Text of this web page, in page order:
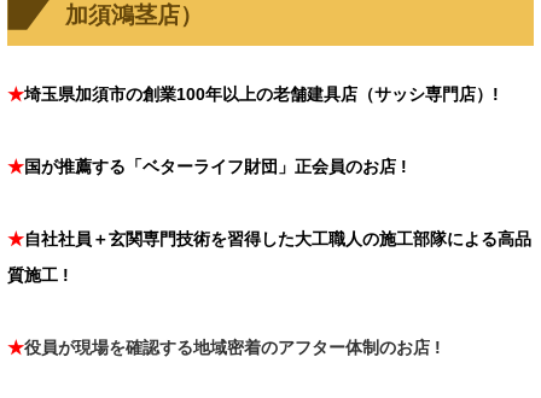
加須鴻茎店）
★埼玉県加須市の創業100年以上の老舗建具店（サッシ専門店）!
★国が推薦する「ベターライフ財団」正会員のお店 !
★自社社員＋玄関専門技術を習得した大工職人の施工部隊による高品
質施工 !
★役員が現場を確認する地域密着のアフター体制のお店 !